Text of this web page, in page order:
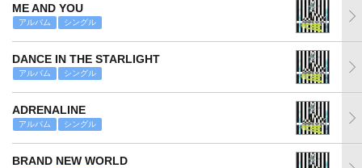
ME AND YOU
アルバム シングル
DANCE IN THE STARLIGHT
アルバム シングル
ADRENALINE
アルバム シングル
BRAND NEW WORLD